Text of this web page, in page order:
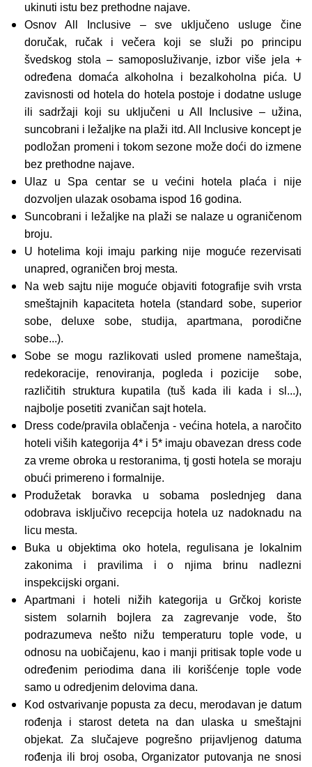
ukinuti istu bez prethodne najave.
Osnov All Inclusive – sve uključeno usluge čine
doručak, ručak i večera koji se služi po principu
švedskog stola – samoposluživanje, izbor više jela +
određena domaća alkoholna i bezalkoholna pića. U
zavisnosti od hotela do hotela postoje i dodatne usluge
ili sadržaji koji su uključeni u All Inclusive – užina,
suncobrani i ležaljke na plaži itd. All Inclusive koncept je
podložan promeni i tokom sezone može doći do izmene
bez prethodne najave.
Ulaz u Spa centar se u većini hotela plaća i nije
dozvoljen ulazak osobama ispod 16 godina.
Suncobrani i ležaljke na plaži se nalaze u ograničenom
broju.
U hotelima koji imaju parking nije moguće rezervisati
unapred, ograničen broj mesta.
Na web sajtu nije moguće objaviti fotografije svih vrsta
smeštajnih kapaciteta hotela (standard sobe, superior
sobe, deluxe sobe, studija, apartmana, porodične
sobe...).
Sobe se mogu razlikovati usled promene nameštaja,
redekoracije, renoviranja, pogleda i pozicije sobe,
različitih struktura kupatila (tuš kada ili kada i sl...),
najbolje posetiti zvaničan sajt hotela.
Dress code/pravila oblačenja - većina hotela, a naročito
hoteli viših kategorija 4* i 5* imaju obavezan dress code
za vreme obroka u restoranima, tj gosti hotela se moraju
obući primereno i formalnije.
Produžetak boravka u sobama poslednjeg dana
odobrava isključivo recepcija hotela uz nadoknadu na
licu mesta.
Buka u objektima oko hotela, regulisana je lokalnim
zakonima i pravilima i o njima brinu nadlezni
inspekcijski organi.
Apartmani i hoteli nižih kategorija u Grčkoj koriste
sistem solarnih bojlera za zagrevanje vode, što
podrazumeva nešto nižu temperaturu tople vode, u
odnosu na uobičajenu, kao i manji pritisak tople vode u
određenim periodima dana ili korišćenje tople vode
samo u odredjenim delovima dana.
Kod ostvarivanje popusta za decu, merodavan je datum
rođenja i starost deteta na dan ulaska u smeštajni
objekat. Za slučajeve pogrešno prijavljenog datuma
rođenja ili broj osoba, Organizator putovanja ne snosi